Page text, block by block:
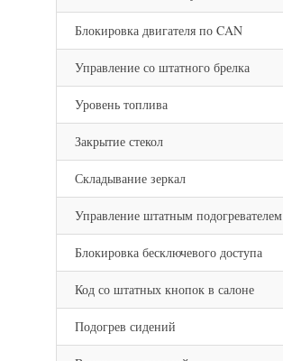
Блокировка двигателя по CAN
Управление со штатного брелка
Уровень топлива
Закрытие стекол
Складывание зеркал
Управление штатным подогревателем
Блокировка бесключевого доступа
Код со штатных кнопок в салоне
Подогрев сидений